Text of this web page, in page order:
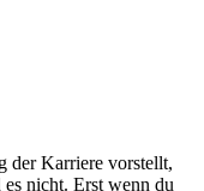
der Karriere vorstellt,
nicht. Erst wenn du